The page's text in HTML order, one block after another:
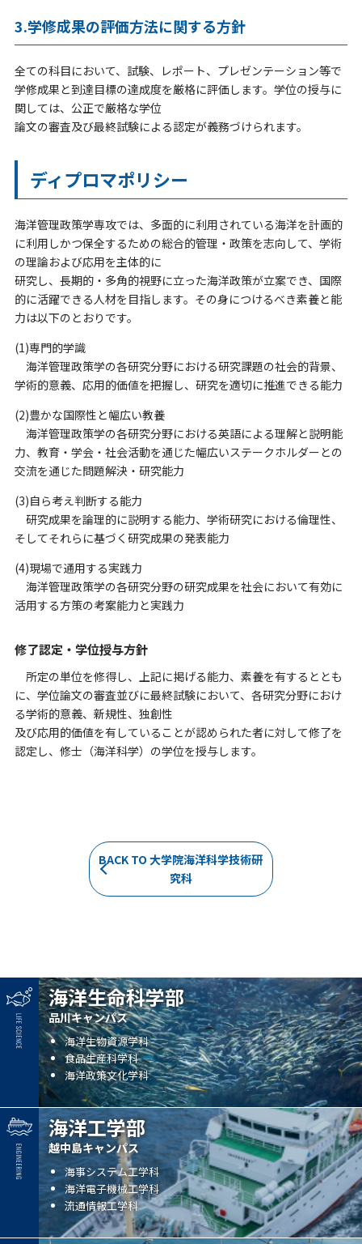
3.学修成果の評価⽅法に関する⽅針
全ての科⽬において、試験、レポート、プレゼンテーション等で
学修成果と到達⽬標の達成度を厳格に評価します。学位の授与に
関しては、公正で厳格な学位
論⽂の審査及び最終試験による認定が義務づけられます。
ディプロマポリシー
海洋管理政策学専攻では、多⾯的に利⽤されている海洋を計画的
に利⽤しかつ保全するための総合的管理・政策を志向して、学術
の理論および応⽤を主体的に
研究し、⻑期的・多⾓的視野に⽴った海洋政策が⽴案でき、国際
的に活躍できる⼈材を⽬指します。その⾝につけるべき素養と能
⼒は以下のとおりです。
(1)専⾨的学識
海洋管理政策学の各研究分野における研究課題の社会的背景、
学術的意義、応⽤的価値を把握し、研究を適切に推進できる能⼒
(2)豊かな国際性と幅広い教養
海洋管理政策学の各研究分野における英語による理解と説明能
⼒、教育・学会・社会活動を通じた幅広いステークホルダーとの
交流を通じた問題解決・研究能⼒
(3)⾃ら考え判断する能⼒
研究成果を論理的に説明する能⼒、学術研究における倫理性、
そしてそれらに基づく研究成果の発表能⼒
(4)現場で通⽤する実践⼒
海洋管理政策学の各研究分野の研究成果を社会において有効に
活⽤する⽅策の考案能⼒と実践⼒
修了認定・学位授与⽅針
所定の単位を修得し、上記に掲げる能⼒、素養を有するととも
に、学位論⽂の審査並びに最終試験において、各研究分野におけ
る学術的意義、新規性、独創性
及び応⽤的価値を有していることが認められた者に対して修了を
認定し、修⼠（海洋科学）の学位を授与します。
BACK TO 大学院海洋科学技術研
究科
海洋生命科学部
品川キャンパス
海洋生物資源学科
食品生産科学科
海洋政策文化学科
海洋工学部
越中島キャンパス
海事システム工学科
海洋電子機械工学科
流通情報工学科